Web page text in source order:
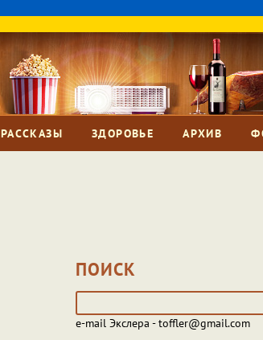
РАССКАЗЫ ЗДОРОВЬЕ АРХИВ
ПОИСК
e-mail Экслера - toffler@gmail.com